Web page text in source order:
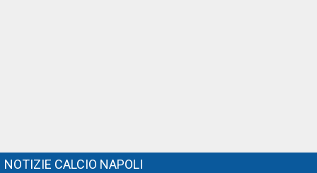
NOTIZIE CALCIO NAPOLI